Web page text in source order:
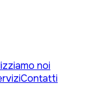
noi
Contatti